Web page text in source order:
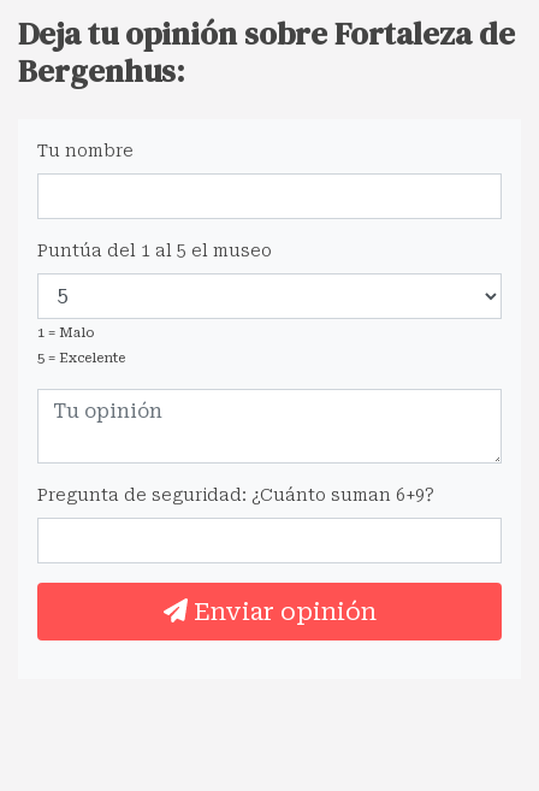
Deja tu opinión sobre Fortaleza de
Bergenhus:
Tu nombre
Puntúa del 1 al 5 el museo
1 = Malo
5 = Excelente
Pregunta de seguridad: ¿Cuánto suman 6+9?
Enviar opinión